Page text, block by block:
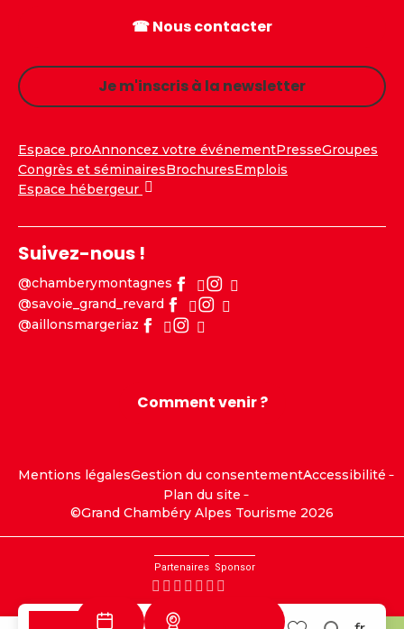
☎ Nous contacter
Je m'inscris à la newsletter
Espace proAnnoncez votre événementPresseGroupes
Congrès et séminairesBrochuresEmplois
Espace hébergeur
Suivez-nous !
@chamberymontagnes
@savoie_grand_revard
@aillonsmargeriaz
Comment venir ?
Mentions légalesGestion du consentementAccessibilité
Plan du site
©Grand Chambéry Alpes Tourisme 2026
Partenaires Sponsor